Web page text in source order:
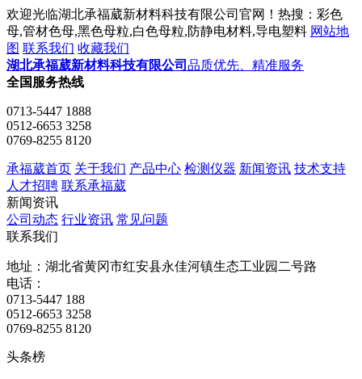
欢迎光临湖北承福葳新材料科技有限公司官网！热搜：彩色
母,管材色母,黑色母粒,白色母粒,防静电材料,导电塑料 网站地
图 联系我们 收藏我们
湖北承福葳新材料科技有限公司 品质优先、精准服务
全国服务热线
0713-5447 1888
0512-6653 3258
0769-8255 8120
承福葳首页 关于我们 产品中心 检测仪器 新闻资讯 技术支持
人才招聘 联系承福葳
新闻资讯
公司动态 行业资讯 常见问题
联系我们
地址：湖北省黄冈市红安县永佳河镇生态工业园二号路
电话：
0713-5447 188
0512-6653 3258
0769-8255 8120
头条榜